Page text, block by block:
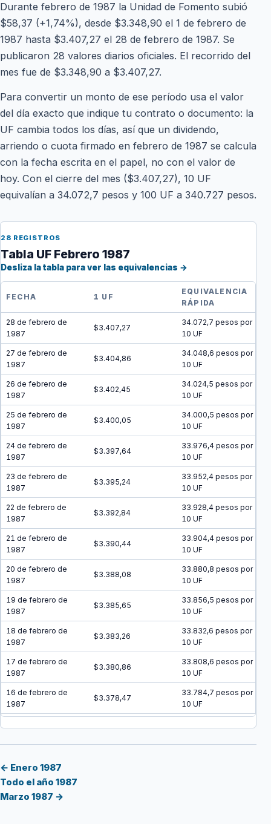
Durante febrero de 1987 la Unidad de Fomento subió
$58,37 (+1,74%), desde $3.348,90 el 1 de febrero de
1987 hasta $3.407,27 el 28 de febrero de 1987. Se
publicaron 28 valores diarios oficiales. El recorrido del
mes fue de $3.348,90 a $3.407,27.
Para convertir un monto de ese período usa el valor
del día exacto que indique tu contrato o documento: la
UF cambia todos los días, así que un dividendo,
arriendo o cuota firmado en febrero de 1987 se calcula
con la fecha escrita en el papel, no con el valor de
hoy. Con el cierre del mes ($3.407,27), 10 UF
equivalían a 34.072,7 pesos y 100 UF a 340.727 pesos.
28 REGISTROS
Tabla UF Febrero 1987
Desliza la tabla para ver las equivalencias →
FECHA 1 UF
EQUIVALENCIA
RÁPIDA
28 de febrero de
1987
$3.407,27
34.072,7 pesos por
10 UF
27 de febrero de
1987
$3.404,86
34.048,6 pesos por
10 UF
26 de febrero de
1987
$3.402,45
34.024,5 pesos por
10 UF
25 de febrero de
1987
$3.400,05
34.000,5 pesos por
10 UF
24 de febrero de
1987
$3.397,64
33.976,4 pesos por
10 UF
23 de febrero de
1987
$3.395,24
33.952,4 pesos por
10 UF
22 de febrero de
1987
$3.392,84
33.928,4 pesos por
10 UF
21 de febrero de
1987
$3.390,44
33.904,4 pesos por
10 UF
20 de febrero de
1987
$3.388,08
33.880,8 pesos por
10 UF
19 de febrero de
1987
$3.385,65
33.856,5 pesos por
10 UF
18 de febrero de
1987
$3.383,26
33.832,6 pesos por
10 UF
17 de febrero de
1987
$3.380,86
33.808,6 pesos por
10 UF
16 de febrero de
1987
$3.378,47
33.784,7 pesos por
10 UF
$3.376,09
1987
13 de febrero de
1987
← Enero 1987
Todo el año 1987
Marzo 1987 →